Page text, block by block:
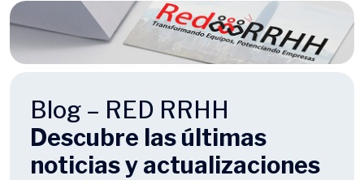
Blog – RED RRHH
Descubre las últimas
noticias y actualizaciones